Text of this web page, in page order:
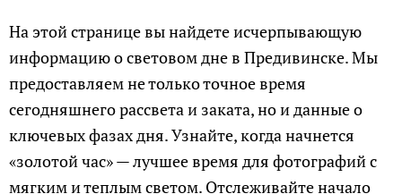
На этой странице вы найдете исчерпывающую
информацию о световом дне в Предивинске. Мы
предоставляем не только точное время
сегодняшнего рассвета и заката, но и данные о
ключевых фазах дня. Узнайте, когда начнется
«золотой час» — лучшее время для фотографий с
мягким и теплым светом. Отслеживайте начало